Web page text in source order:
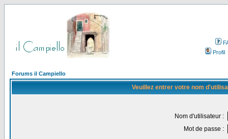
Profil
Forums il Campiello
Veuillez entrer votre nom
Nom d'utilisateur :
Mot de passe :